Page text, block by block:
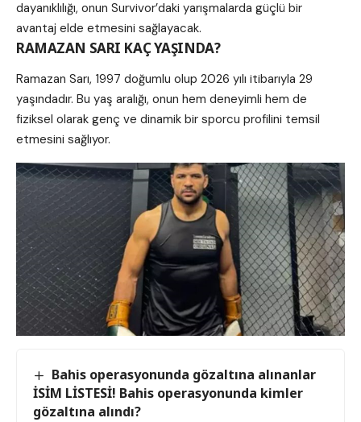
dayanıklılığı, onun Survivor’daki yarışmalarda güçlü bir
avantaj elde etmesini sağlayacak.
RAMAZAN SARI KAÇ YAŞINDA?
Ramazan Sarı, 1997 doğumlu olup 2026 yılı itibarıyla 29
yaşındadır. Bu yaş aralığı, onun hem deneyimli hem de
fiziksel olarak genç ve dinamik bir sporcu profilini temsil
etmesini sağlıyor.
Bahis operasyonunda gözaltına alınanlar
İSİM LİSTESİ! Bahis operasyonunda kimler
gözaltına alındı?